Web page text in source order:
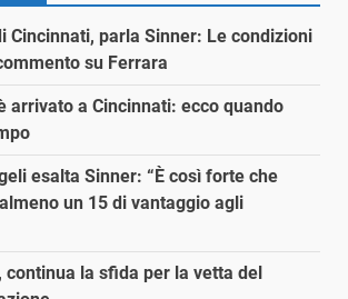
Cincinnati, parla Sinner: Le condizioni
su Ferrara
arrivato a Cincinnati: ecco quando
esalta Sinner: “È così forte che
un 15 di vantaggio agli
continua la sfida per la vetta del